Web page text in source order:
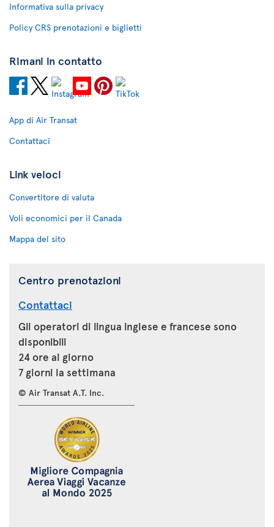
Informativa sulla privacy
Policy CRS prenotazioni e biglietti
Rimani in contatto
App di Air Transat
Contattaci
Link veloci
Convertitore di valuta
Voli economici per il Canada
Mappa del sito
Centro prenotazioni
Contattaci
Gli operatori di lingua inglese e francese sono
disponibili
24 ore al giorno
7 giorni la settimana
© Air Transat A.T. Inc.